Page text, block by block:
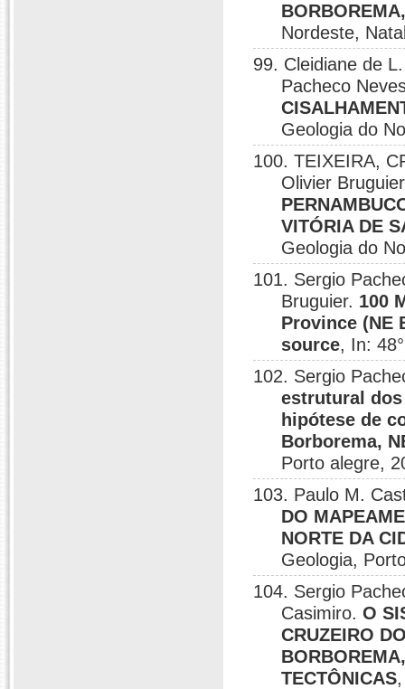
Nordeste,
99. Cleidiane de
Pacheco
Geologia do
100. TEIXEIRA,
Olivier
VITÓRIA DE
Geologia do
101. Sergio
Bruguier. 100
Province (NE
source, In:
102. Sergio
estrutural
hipótese de
Borborema,
Porto alegre,
103. Paulo M.
DO
NORTE DA
Geologia,
104. Sergio
Casimiro.O
CRUZEIRO
TECTÔNICAS